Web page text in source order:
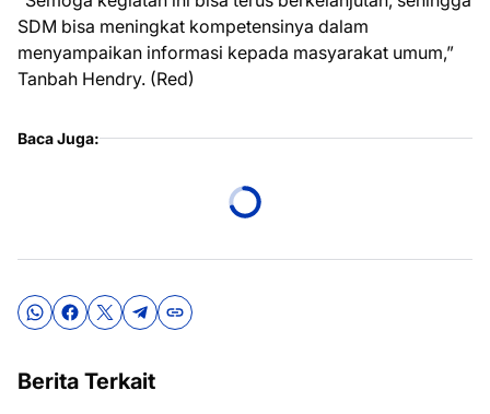
SDM bisa meningkat kompetensinya dalam
menyampaikan informasi kepada masyarakat umum,”
Tanbah Hendry. (Red)
Baca Juga:
Berita Terkait